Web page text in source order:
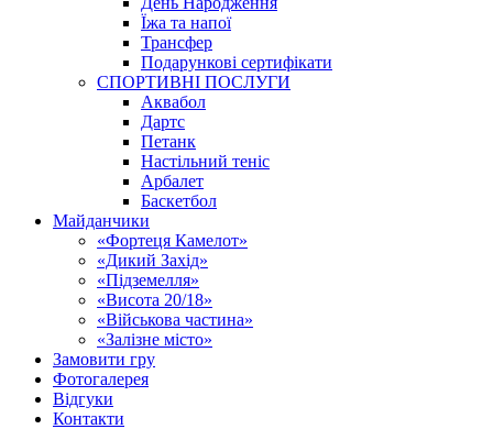
Їжа та напої
Трансфер
Подарункові сертифікати
СПОРТИВНІ ПОСЛУГИ
Аквабол
Дартс
Петанк
Настільний теніс
Арбалет
Баскетбол
Майданчики
«Фортеця Камелот»
«Дикий Захід»
«Підземелля»
«Висота 20/18»
«Військова частина»
«Залізне місто»
Замовити гру
Фотогалерея
Відгуки
Контакти